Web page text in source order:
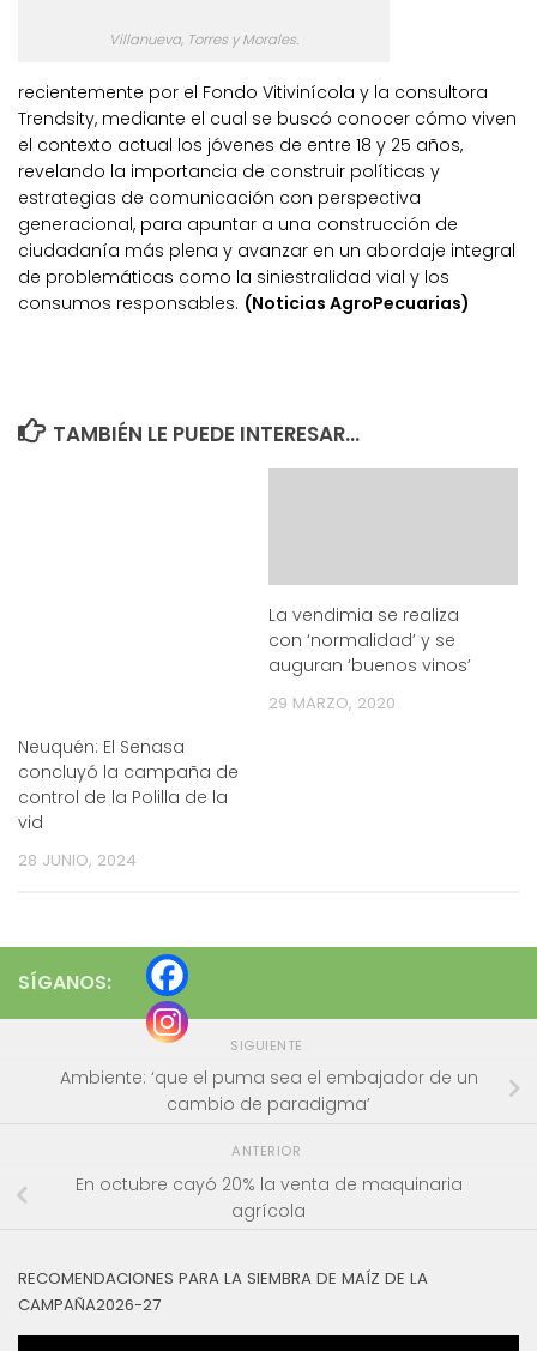
Villanueva, Torres y Morales.
recientemente por el Fondo Vitivinícola y la consultora
Trendsity, mediante el cual se buscó conocer cómo viven
el contexto actual los jóvenes de entre 18 y 25 años,
revelando la importancia de construir políticas y
estrategias de comunicación con perspectiva
generacional, para apuntar a una construcción de
ciudadanía más plena y avanzar en un abordaje integral
de problemáticas como la siniestralidad vial y los
consumos responsables. (Noticias AgroPecuarias)
TAMBIÉN LE PUEDE INTERESAR...
Neuquén: El Senasa
concluyó la campaña de
control de la Polilla de la
vid
28 JUNIO, 2024
La vendimia se realiza
con ‘normalidad’ y se
auguran ‘buenos vinos’
29 MARZO, 2020
SÍGANOS:
SIGUIENTE
Ambiente: ‘que el puma sea el embajador de un
cambio de paradigma’
ANTERIOR
En octubre cayó 20% la venta de maquinaria
agrícola
RECOMENDACIONES PARA LA SIEMBRA DE MAÍZ DE LA
CAMPAÑA2026-27